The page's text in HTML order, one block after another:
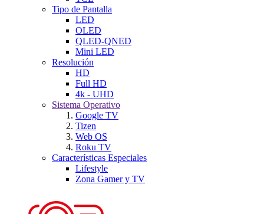
Tipo de Pantalla
LED
OLED
QLED-QNED
Mini LED
Resolución
HD
Full HD
4k - UHD
Sistema Operativo
Google TV
Tizen
Web OS
Roku TV
Características Especiales
Lifestyle
Zona Gamer y TV